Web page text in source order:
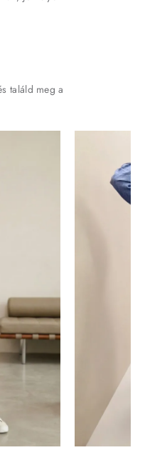
találd meg a